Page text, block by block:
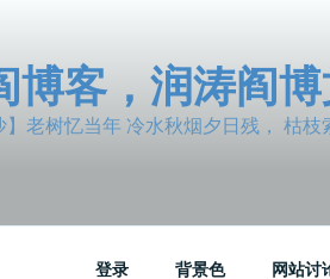
博客，润涛阎
】老树忆当年 冷水秋烟夕日残， 枯
登录 背景色 网站讨